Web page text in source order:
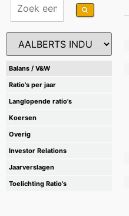
Balans / V&W
Ratio's per jaar
Langlopende ratio's
Koersen
Overig
Investor Relations
Jaarverslagen
Toelichting Ratio's